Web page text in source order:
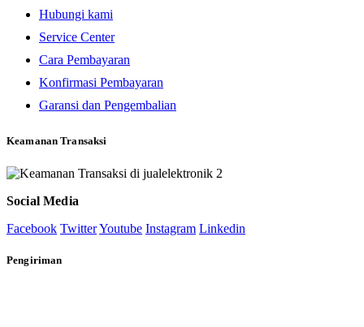
Hubungi kami
Service Center
Cara Pembayaran
Konfirmasi Pembayaran
Garansi dan Pengembalian
Keamanan Transaksi
Social Media
Facebook TwitterYoutube Instagram Linkedin
Pengiriman